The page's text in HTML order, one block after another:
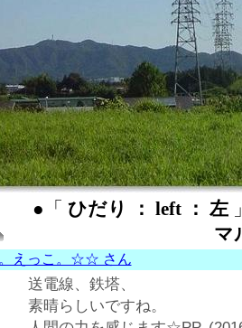
●「 ひだり ： left ： 左
マ
えっこ。☆☆ さん
送電線、鉄塔、
素晴らしいですね。